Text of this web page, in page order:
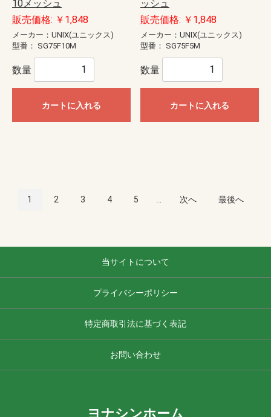
10メッシュ
販売価格: ￥1,848
メーカー：UNIX(ユニックス)
型番： SG75F10M
数量
カートに入れる
ッシュ
販売価格: ￥1,848
メーカー：UNIX(ユニックス)
型番： SG75F5M
数量
カートに入れる
1 2 3 4 5 次へ 最後へ
当サイトについて
プライバシーポリシー
特定商取引法に基づく表記
お問い合わせ
ヨナシンホーム